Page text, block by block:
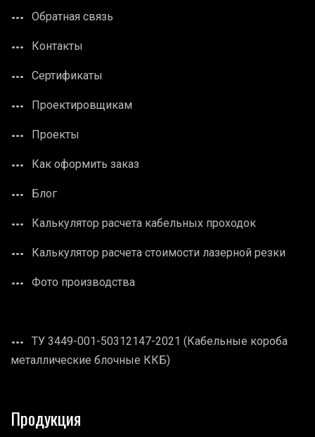
Обратная связь
Контакты
Сертификаты
Проектировщикам
Проекты
Как оформить заказ
Блог
Калькулятор расчета кабельных проходок
Калькулятор расчета стоимости лазерной резки
Фото производства
ТУ 3449-001-50312147-2021 (Кабельные короба
металлические блочные ККБ)
Продукция